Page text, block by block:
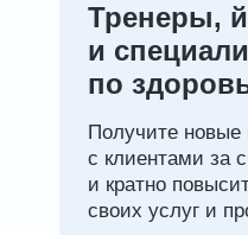
Получите
с клиентами за
и кратно
своих услуг и
Тренеры,
и
по